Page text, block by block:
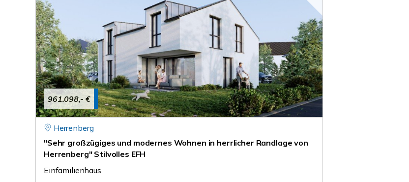
961.098,- €
Herrenberg
"Sehr großzügiges und modernes Wohnen in herrlicher Randlage von
Herrenberg" Stilvolles EFH
Einfamilienhaus